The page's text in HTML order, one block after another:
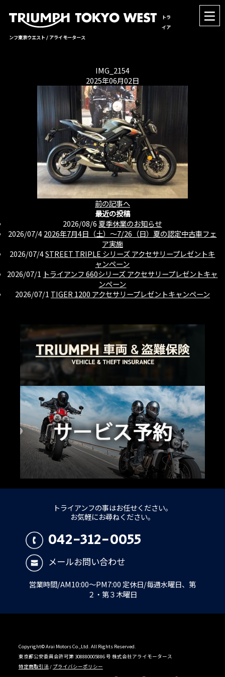
トラ
イア
ンフ東京ウエスト / アライモータース
IMG_2154
2025年06月02日
前の記事へ
最近の投稿
2026/08/6 夏季休業のお知らせ
2026/07/42026年7月4日（土）〜7/26（日）夏の認定中古車フェ
ア実施
2026/07/4STREET TRIPLE シリーズ アクセサリープレゼントキ
ャンペーン
2026/07/1 トライアンフ 660シリーズ アクセサリープレゼントキャ
ンペーン
2026/07/1 TIGER 1200 アクセサリープレゼントキャンペーン
トライアンフの事はお任せください。
お気軽にお尋ねください。
042-312-0055
メールお問い合わせ
営業時間/AM10:00～PM7:00 定休日/毎週水曜日、第
２・第３木曜日
Copyright© Arai Motors Co.,Ltd. All Rights Reserved.
東京都公安委員会許可第 308880005886 号 株式会社アライモータース
特定商取引法/ プライバシーポリシー